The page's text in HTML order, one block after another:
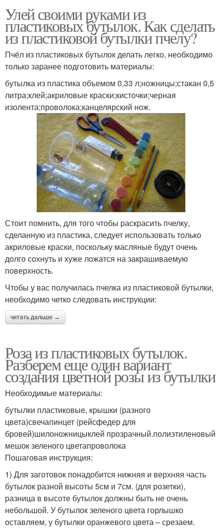
Улей своими руками из
пластиковых бутылок. Как сделать
из пластиковой бутылки пчелу?
Пчёл из пластиковых бутылок делать легко, необходимо
только заранее подготовить материалы:
бутылка из пластика объемом 0,33 л;ножницы;стакан 0,5
литра;клей;акриловые краски;кисточки;черная
изолента;проволока;канцелярский нож.
Стоит помнить, для того чтобы раскрасить пчелку,
сделанную из пластика, следует использовать только
акриловые краски, поскольку масляные будут очень
долго сохнуть и хуже ложатся на закрашиваемую
поверхность.
Чтобы у вас получилась пчелка из пластиковой бутылки,
необходимо четко следовать инструкции:
читать дальше →
Роза из пластиковых бутылок.
Разберем еще один вариант
создания цветной розы из бутылки
Необходимые материалы:
бутылки пластиковые, крышки (разного
цвета)свечапинцет (рейсфедер для
бровей)шилоножницыклей прозрачный.полиэтиленовый
мешок зеленого цветапроволока
Пошаговая инструкция:
1) Для заготовок понадобится нижняя и верхняя часть
бутылок разной высоты 5см и 7см. (для розетки),
разница в высоте бутылок должны быть не очень
небольшой. У бутылок зеленого цвета горлышко
оставляем, у бутылки оранжевого цвета – срезаем.